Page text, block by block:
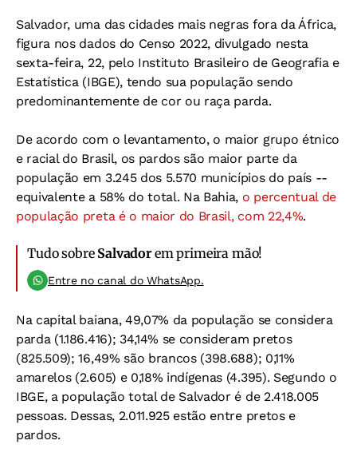
Salvador, uma das cidades mais negras fora da África,
figura nos dados do Censo 2022, divulgado nesta
sexta-feira, 22, pelo Instituto Brasileiro de Geografia e
Estatística (IBGE), tendo sua população sendo
predominantemente de cor ou raça parda.
De acordo com o levantamento, o maior grupo étnico
e racial do Brasil, os pardos são maior parte da
população em 3.245 dos 5.570 municípios do país --
equivalente a 58% do total. Na Bahia, o percentual de
população preta é o maior do Brasil, com 22,4%.
Tudo sobre Salvadorem primeira mão!
Entre no canal do WhatsApp.
Na capital baiana, 49,07% da população se considera
parda (1.186.416); 34,14% se consideram pretos
(825.509); 16,49% são brancos (398.688); 0,11%
amarelos (2.605) e 0,18% indígenas (4.395). Segundo o
IBGE, a população total de Salvador é de 2.418.005
pessoas. Dessas, 2.011.925 estão entre pretos e
pardos.